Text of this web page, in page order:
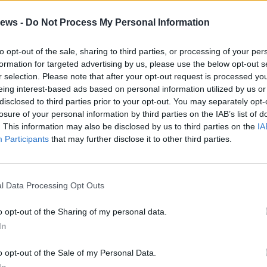
- Do Not Process My Personal Information
opt-out of the sale, sharing to third parties, or processing of your
for targeted advertising by us, please use the below opt-out
selection. Please note that after your opt-out request is processed
interest-based ads based on personal information utilized by us
to third parties prior to your opt-out. You may separately
of your personal information by third parties on the IAB’s list of
This information may also be disclosed by us to third parties on the
Participants that may further disclose it to other third parties.
Data Processing Opt Outs
opt-out of the Sharing of my personal data.
opt-out of the Sale of my Personal Data.
16 luglio 1950 i “Ragni di Lecco”
percorrono il colatoio centrale. Giovanni
Gigi Vitali, ha aperto nel 1939 la storica
ovest dell’Aiguille Noire de Peuterey
Bianco. Negli anni ’50 la via è stata ripetuta
verbaneseTino Micotti.Oggi il
dagli ossolani dimostra sia la vitalità del
i monti dell’Ossola offrano ancora
di un alpinismo esplorativo e di ricerca.
hanno rilievo nella storia
Mondelli è stato un itinerario storico
di sigarette, i “camminatori della luna”
di riscatto economico in valli povere di
richiama al “laveggio”, la pietra ollare